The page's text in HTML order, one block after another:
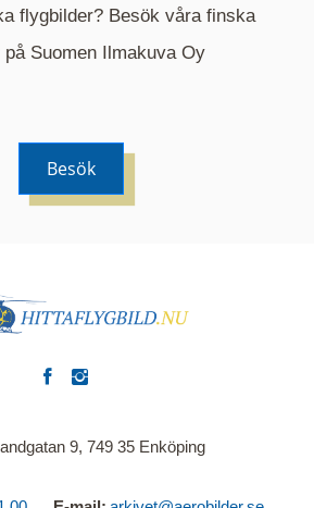
över fotat område och
fastigheter som finns just här.
flygbilder? Besök våra finska
på Suomen Ilmakuva Oy
Besök
9, 749 35 Enköping